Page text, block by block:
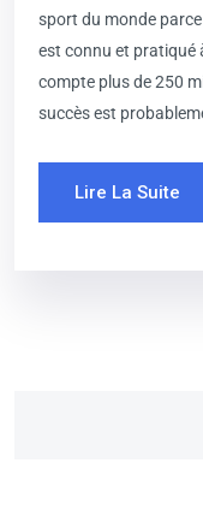
sport du monde
est connu et pratiqué
compte plus de 250
succès est
Lire La Suite